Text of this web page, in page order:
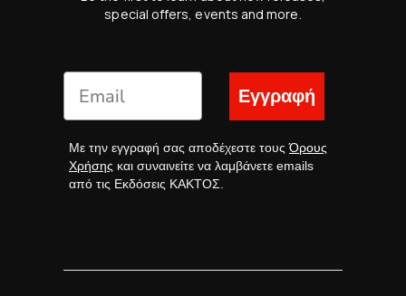
special offers, events and more.
Εγγραφή
Με την εγγραφή σας αποδέχεστε τουςΌρους
Χρήσης και συναινείτε να λαμβάνετε emails
από τις Εκδόσεις ΚΑΚΤΟΣ.